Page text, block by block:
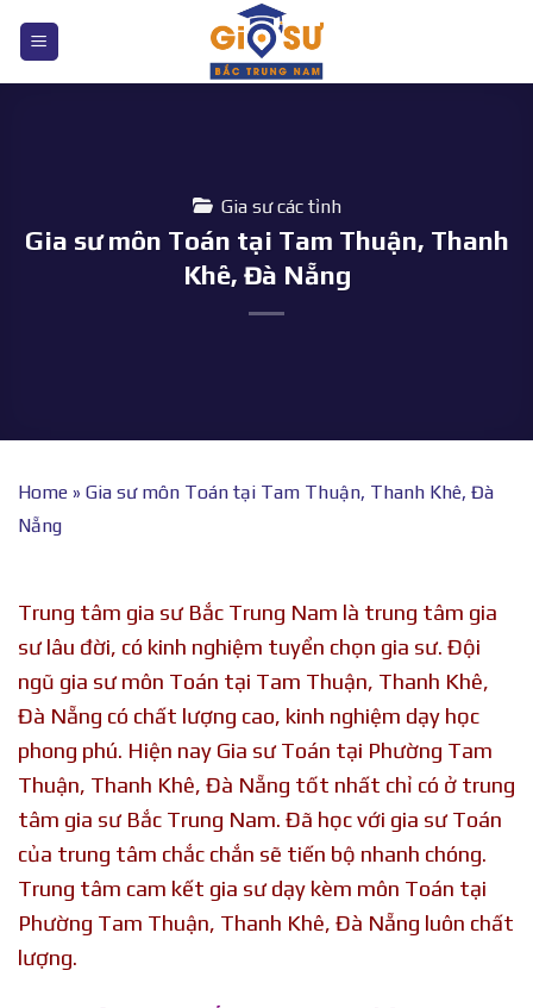
nội
Gia sư các tỉnh
Gia sư môn Toán tại Tam Thuận, Thanh
Khê, Đà Nẵng
Home » Gia sư môn Toán tại Tam Thuận, Thanh Khê, Đà
Nẵng
Trung tâm gia sư Bắc Trung Nam là trung tâm gia
sư lâu đời, có kinh nghiệm tuyển chọn gia sư. Đội
ngũ gia sư môn Toán tại Tam Thuận, Thanh Khê,
Đà Nẵng có chất lượng cao, kinh nghiệm dạy học
phong phú. Hiện nay Gia sư Toán tại Phường Tam
Thuận, Thanh Khê, Đà Nẵng tốt nhất chỉ có ở trung
tâm gia sư Bắc Trung Nam. Đã học với gia sư Toán
của trung tâm chắc chắn sẽ tiến bộ nhanh chóng.
Trung tâm cam kết gia sư dạy kèm môn Toán tại
Phường Tam Thuận, Thanh Khê, Đà Nẵng luôn chất
lượng.